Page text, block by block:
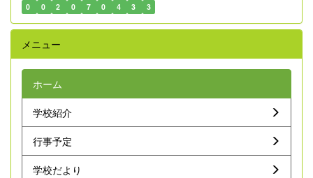
0 0 2 0 7 0 4 3 3
メニュー
ホーム
学校紹介
行事予定
学校だより